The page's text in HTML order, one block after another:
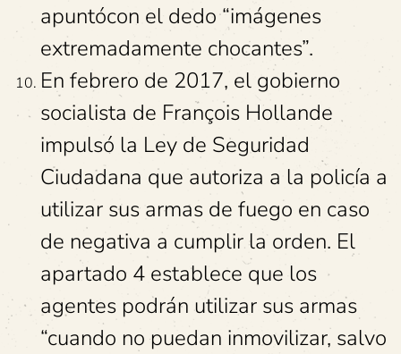
apuntócon el dedo “imágenes
extremadamente chocantes”.
En febrero de 2017, el gobierno
socialista de François Hollande
impulsó la Ley de Seguridad
Ciudadana que autoriza a la policía a
utilizar sus armas de fuego en caso
de negativa a cumplir la orden. El
apartado 4 establece que los
agentes podrán utilizar sus armas
“cuando no puedan inmovilizar, salvo